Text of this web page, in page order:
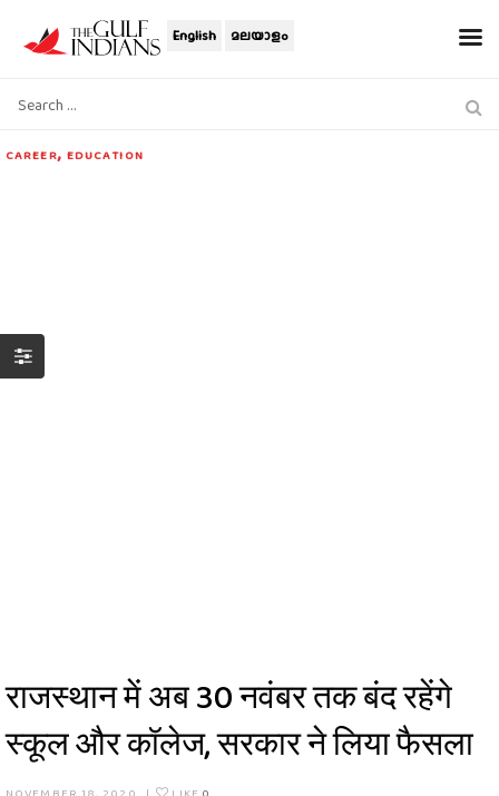
English മലയാളം
CAREER, EDUCATION
राजस्थान में अब 30 नवंबर तक बंद रहेंगे
स्कूल और कॉलेज, सरकार ने लिया फैसला